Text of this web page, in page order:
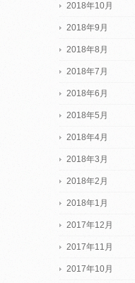
2018年10月
2018年9月
2018年8月
2018年7月
2018年6月
2018年5月
2018年4月
2018年3月
2018年2月
2018年1月
2017年12月
2017年11月
2017年10月